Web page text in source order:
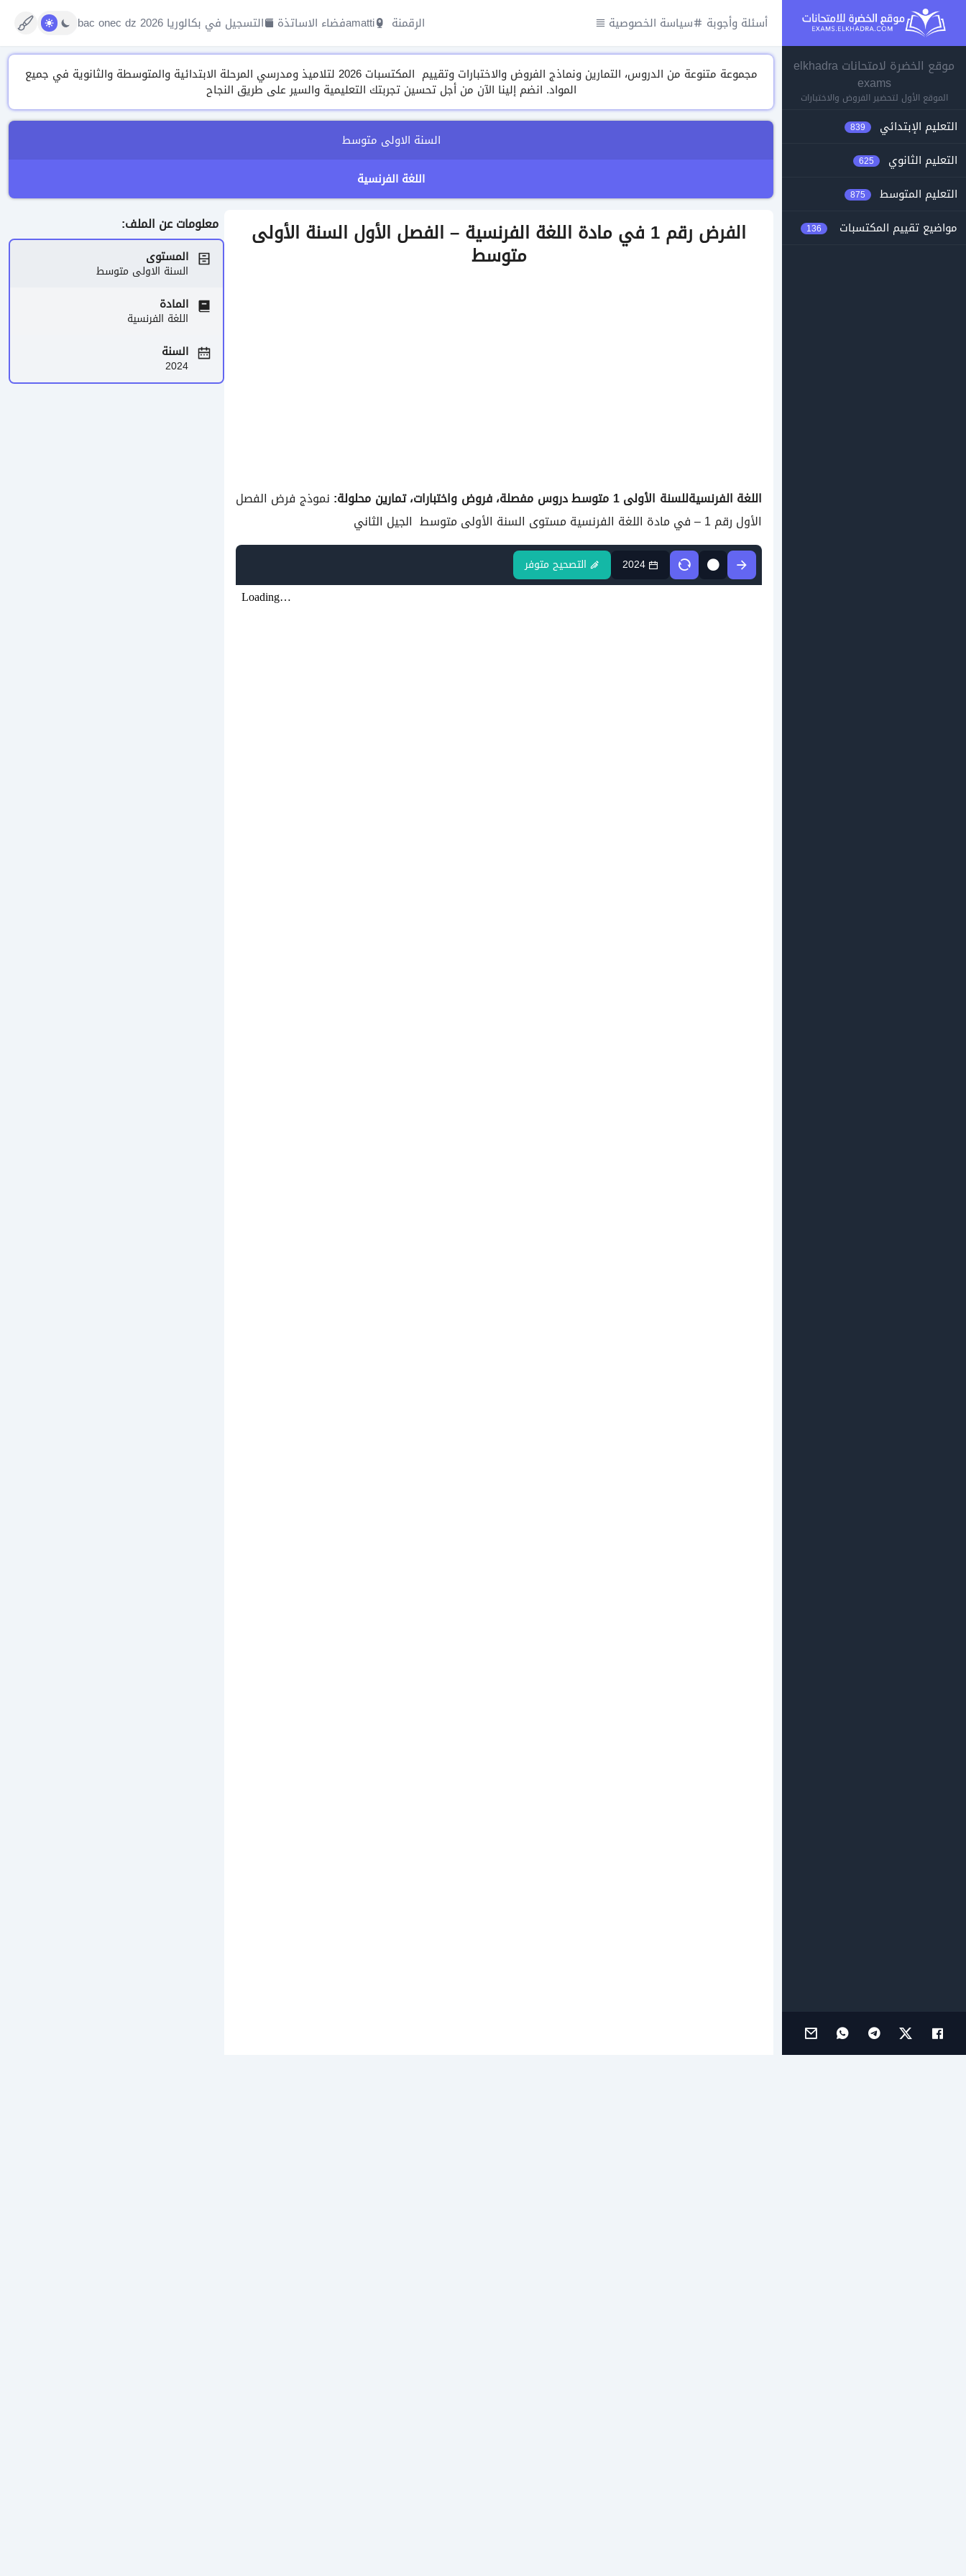
أسئلة وأجوبة سياسة الخصوصية الرقمنة amatti فضاء الاساتذة التسجيل في بكالوريا 2026 bac onec dz
موقع الخضرة لامتحانات elkhadra
exams
الموقع الأول لتحضير الفروض والاختبارات
التعليم الإبتدائي 839
التعليم الثانوي 625
التعليم المتوسط 875
مواضيع تقييم المكتسبات 136
مجموعة متنوعة من الدروس، التمارين ونماذج الفروض والاختبارات وتقييم المكتسبات 2026 لتلاميذ ومدرسي المرحلة الابتدائية والمتوسطة والثانوية في جميع
المواد. انضم إلينا الآن من أجل تحسين تجربتك التعليمية والسير على طريق النجاح
السنة الاولى متوسط
اللغة الفرنسية
الفرض رقم 1 في مادة اللغة الفرنسية – الفصل الأول السنة الأولى
متوسط
اللغة الفرنسيةللسنة الأولى 1 متوسط دروس مفصلة، فروض واختبارات، تمارين محلولة:
نموذج فرض الفصل
الأول رقم 1 – في مادة اللغة الفرنسية مستوى
السنة الأولى متوسط الجيل الثاني
2024 التصحيح متوفر
معلومات عن الملف:
المستوى
السنة الاولى متوسط
المادة
اللغة الفرنسية
السنة
2024